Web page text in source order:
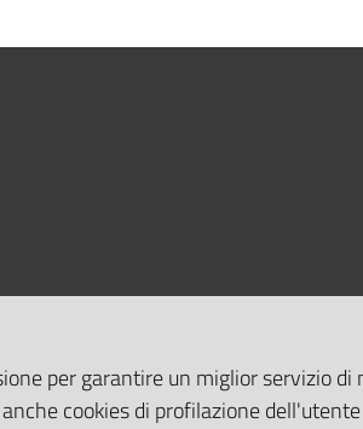
per garantire un miglior servizio
cookies di profilazione